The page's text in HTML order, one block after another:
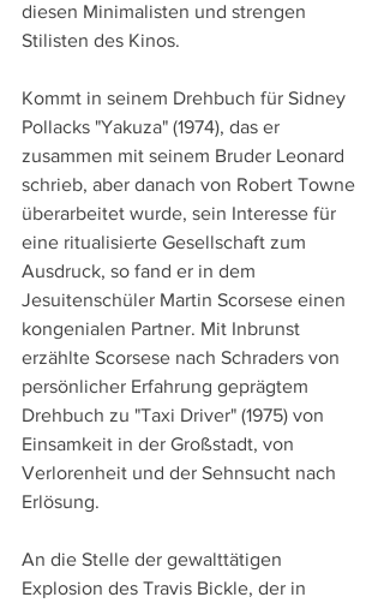
diesen Minimalisten und strengen
Stilisten des Kinos.
Kommt in seinem Drehbuch für Sidney
Pollacks "Yakuza" (1974), das er
zusammen mit seinem Bruder Leonard
schrieb, aber danach von Robert Towne
überarbeitet wurde, sein Interesse für
eine ritualisierte Gesellschaft zum
Ausdruck, so fand er in dem
Jesuitenschüler Martin Scorsese einen
kongenialen Partner. Mit Inbrunst
erzählte Scorsese nach Schraders von
persönlicher Erfahrung geprägtem
Drehbuch zu "Taxi Driver" (1975) von
Einsamkeit in der Großstadt, von
Verlorenheit und der Sehnsucht nach
Erlösung.
An die Stelle der gewalttätigen
Explosion des Travis Bickle, der in